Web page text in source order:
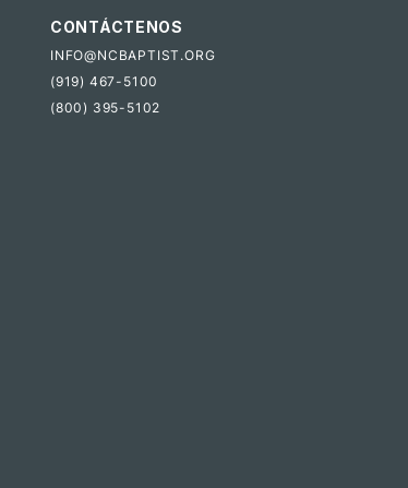
CONTÁCTENOS
INFO@NCBAPTIST.ORG
(919) 467-5100
(800) 395-5102